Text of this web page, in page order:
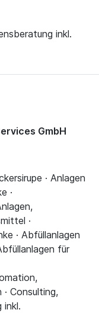
inkl.
GmbH
· Anlagen
·
·
· Abfüllanlagen
für
Consulting,
inkl.